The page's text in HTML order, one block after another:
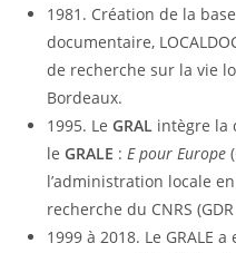
1981. Création de la
documentaire,
de recherche sur la vie
Bordeaux.
1995. LeGRAL intègre la
leGRALE : E pour Europe
l’administration locale
recherche du CNRS
1999 à 2018. Le GRALE